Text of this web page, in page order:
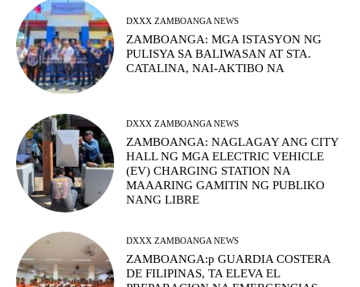
DXXX ZAMBOANGA NEWS
ZAMBOANGA: MGA ISTASYON NG
PULISYA SA BALIWASAN AT STA.
CATALINA, NAI-AKTIBO NA
DXXX ZAMBOANGA NEWS
ZAMBOANGA: NAGLAGAY ANG CITY
HALL NG MGA ELECTRIC VEHICLE
(EV) CHARGING STATION NA
MAAARING GAMITIN NG PUBLIKO
NANG LIBRE
DXXX ZAMBOANGA NEWS
ZAMBOANGA:p GUARDIA COSTERA
DE FILIPINAS, TA ELEVA EL